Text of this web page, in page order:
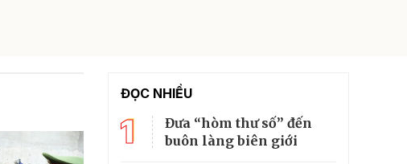
ĐỌC NHIỀU
1
Đưa “hòm thư số” đến
buôn làng biên giới